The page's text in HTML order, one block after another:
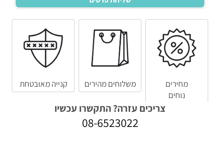
מחירים
נוחים
משלוחים מהירים קנייה מאובטחת
צריכים עזרה? התקשרו עכשיו
08-6523022